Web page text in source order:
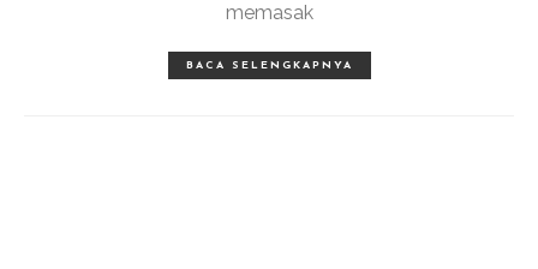
memasak
BACA SELENGKAPNYA